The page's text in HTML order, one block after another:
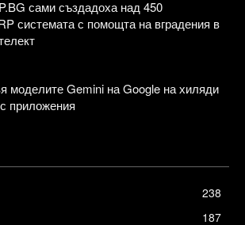
сами създадоха над 450
системата с помощта на вградения в
моделите Gemini на Google на хиляди
приложения
238
187